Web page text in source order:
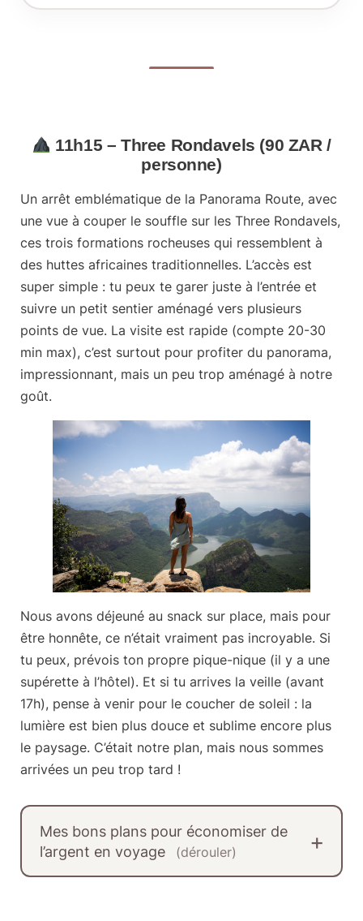
11h15 – Three Rondavels (90 ZAR /
personne)
Un arrêt emblématique de la Panorama Route, avec
une vue à couper le souffle sur les Three Rondavels,
ces trois formations rocheuses qui ressemblent à
des huttes africaines traditionnelles. L’accès est
super simple : tu peux te garer juste à l’entrée et
suivre un petit sentier aménagé vers plusieurs
points de vue. La visite est rapide (compte 20-30
min max), c’est surtout pour profiter du panorama,
impressionnant, mais un peu trop aménagé à notre
goût.
Nous avons déjeuné au snack sur place, mais pour
être honnête, ce n’était vraiment pas incroyable. Si
tu peux, prévois ton propre pique-nique (il y a une
supérette à l’hôtel). Et si tu arrives la veille (avant
17h), pense à venir pour le coucher de soleil : la
lumière est bien plus douce et sublime encore plus
le paysage. C’était notre plan, mais nous sommes
arrivées un peu trop tard !
Mes bons plans pour économiser de
l’argent en voyage
(dérouler)